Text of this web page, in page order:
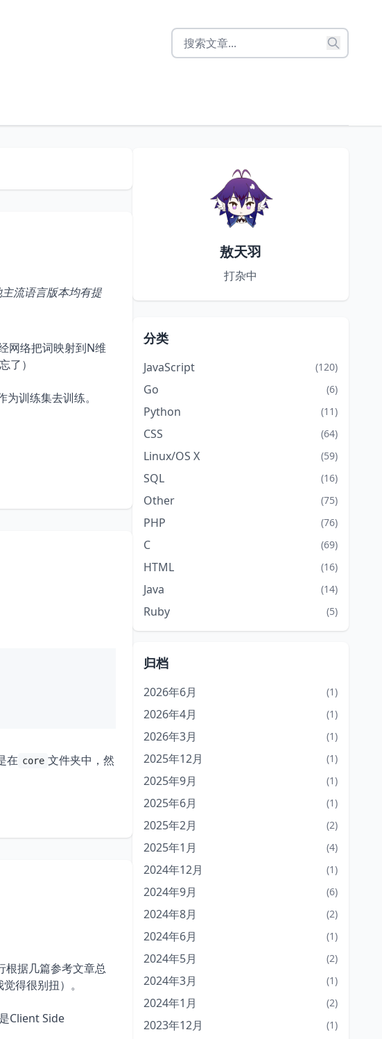
流语言版本均有提
网络把词映射到N维
了）
训练集去训练。
在 core 文件夹中，然
根据几篇参考文章总
得很别扭）。
Client Side
敖天羽
打杂中
分类
JavaScript (120)
Go (6)
Python (11)
CSS (64)
Linux/OS X (59)
SQL (16)
Other (75)
PHP (76)
C (69)
HTML (16)
Java (14)
Ruby (5)
归档
2026年6月 (1)
2026年4月 (1)
2026年3月 (1)
2025年12月 (1)
2025年9月 (1)
2025年6月 (1)
2025年2月 (2)
2025年1月 (4)
2024年12月 (1)
2024年9月 (6)
2024年8月 (2)
2024年6月 (1)
2024年5月 (2)
2024年3月 (1)
2024年1月 (2)
2023年12月 (1)